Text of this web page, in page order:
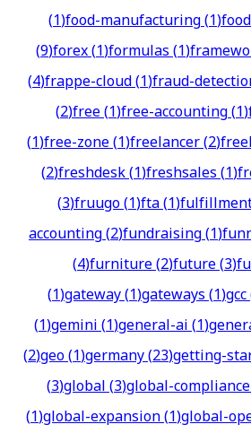
(1)food-manufacturing(1)
(9)forex(1)formulas(1)
(4)frappe-cloud(1)fraud-
(2)free(1)free-accounting(1)
(1)free-zone(1)freelancer(2)
(2)freshdesk(1)freshsales(1)
(3)fruugo(1)fta(1)
accounting(2)fundraising(1)
(4)furniture(2)future(3)
(1)gateway(1)gateways(1)gcc
(1)gemini(1)general-ai(1)
(2)geo(1)germany(23)getting-
(3)global(3)global-compliance
(1)global-expansion(1)global-